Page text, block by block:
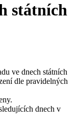
státních
ve dnech státních
dle pravidelných
dnech v